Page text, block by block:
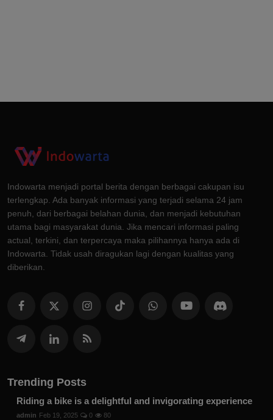
Indowarta menjadi portal berita dengan berbagai cakupan isu
terlengkap. Ada banyak informasi yang terjadi selama 24 jam
penuh, dari berbagai belahan dunia, dan menjadi kebutuhan
utama bagi masyarakat dunia. Jika mencari informasi paling
actual, terkini, dan terpercaya maka pilihannya hanya ada di
Indowarta. Tidak usah diragukan lagi dengan kualitas yang
diberikan.
Trending Posts
Riding a bike is a delightful and invigorating experience
admin Feb 19, 2025 0 80